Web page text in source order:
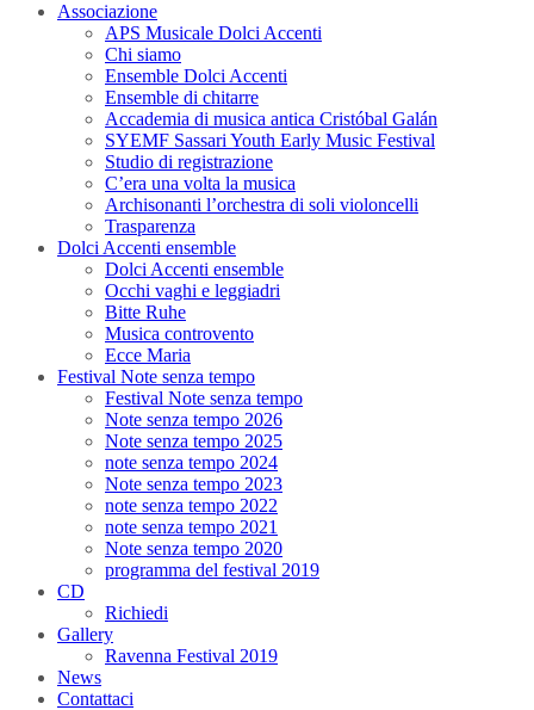
Associazione
APS Musicale Dolci Accenti
Chi siamo
Ensemble Dolci Accenti
Ensemble di chitarre
Accademia di musica antica Cristóbal Galán
SYEMF Sassari Youth Early Music Festival
Studio di registrazione
C’era una volta la musica
Archisonanti l’orchestra di soli violoncelli
Trasparenza
Dolci Accenti ensemble
Dolci Accenti ensemble
Occhi vaghi e leggiadri
Bitte Ruhe
Musica controvento
Ecce Maria
Festival Note senza tempo
Festival Note senza tempo
Note senza tempo 2026
Note senza tempo 2025
note senza tempo 2024
Note senza tempo 2023
note senza tempo 2022
note senza tempo 2021
Note senza tempo 2020
programma del festival 2019
CD
Richiedi
Gallery
Ravenna Festival 2019
News
Contattaci